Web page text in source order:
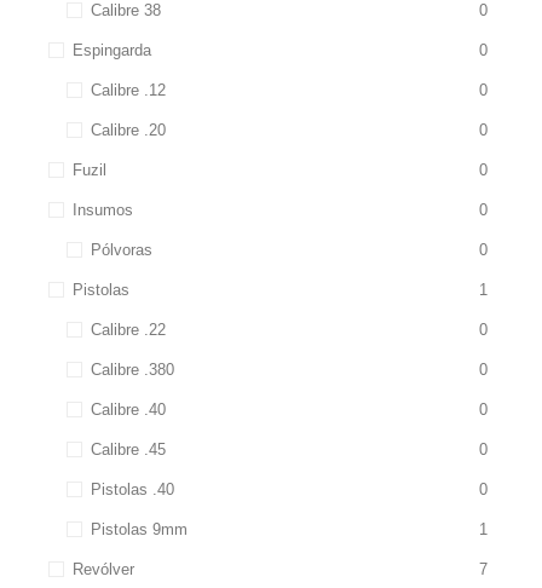
Calibre 38 0
Espingarda 0
Calibre .12 0
Calibre .20 0
Fuzil 0
Insumos 0
Pólvoras 0
Pistolas 1
Calibre .22 0
Calibre .380 0
Calibre .40 0
Calibre .45 0
Pistolas .40 0
Pistolas 9mm 1
Revólver 7